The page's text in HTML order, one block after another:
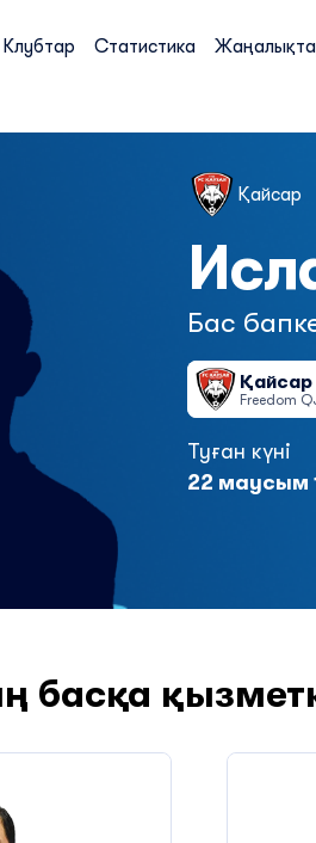
Клубтар Статистика
Қайсар
Бас
Қайсар
Freedom
Туған күні
22 маусым
басқа